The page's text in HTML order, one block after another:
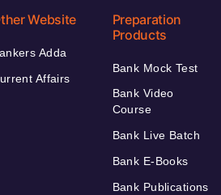
Website
Adda
Affairs
Preparation
Products
Bank Mock Test
Bank Video
Course
Bank Live Batch
Bank E-Books
Bank Publications